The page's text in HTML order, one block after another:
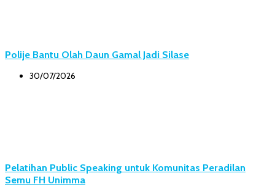
Polije Bantu Olah Daun Gamal Jadi Silase
30/07/2026
Pelatihan Public Speaking untuk Komunitas Peradilan
Semu FH Unimma